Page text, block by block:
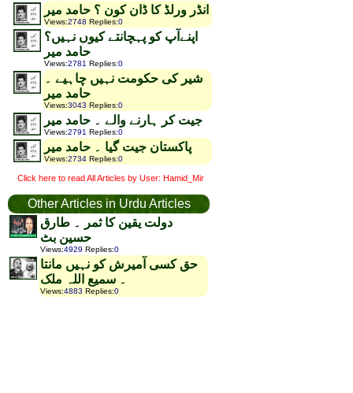
انڈر ورلڈ کا ڈان کون ؟ حامد میر
Views:2748 Replies:0
اپنےآپ کو پہچانتے کیوں نہیں؟
حامد میر
Views:2781 Replies:0
شیر کی حکومت نہیں چاہیے ۔
حامد میر
Views:3043 Replies:0
جیت کر ہارنے والے ۔ حامد میر
Views:2791 Replies:0
پاکستان جیت گیا ۔ حامد میر
Views:2734 Replies:0
Click here to read All Articles by User: Hamid_Mir
Other Articles in Urdu Articles
دولت یقین کا ثمر ۔ طارق
حسین بٹ
Views:4929 Replies:0
حق کسی آمیرش کو نہیں مانتا
۔ سمیع اللہ ملک
Views:4883 Replies:0